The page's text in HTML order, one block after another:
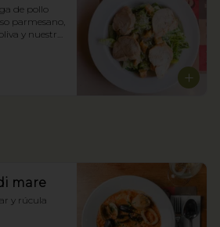
de pollo
parmesano,
y nuestra
mare
y rúcula